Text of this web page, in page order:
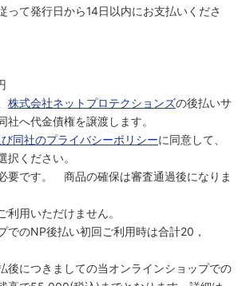
って発行日から14日以内にお支払いくださ
株式会社ネットプロテクションズの後払いサ
社へ代金債権を譲渡します。
同社のプライバシーポリシーに同意して、
択ください。
要です。 商品の確保は審査通過後になりま
用いただけません。
でのNP後払い初回ご利用時は合計20，
後につきましての当オンラインショップでの